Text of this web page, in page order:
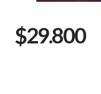
$29.800